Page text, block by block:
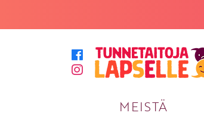
MEISTÄ